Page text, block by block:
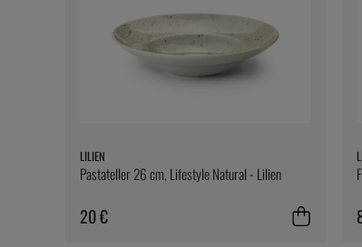
LILIEN
Pastateller 26 cm, Lifestyle Natural - Lilien
20 €